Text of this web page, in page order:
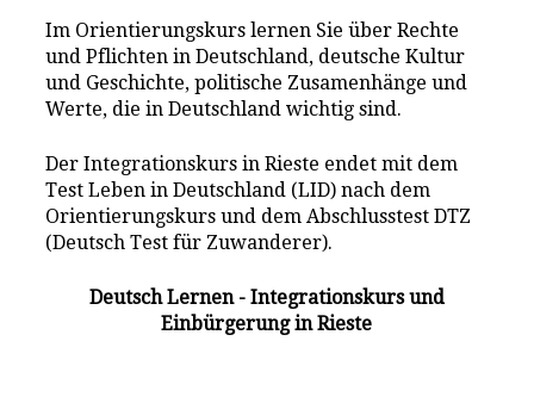
Im Orientierungskurs lernen Sie über Rechte
und Pflichten in Deutschland, deutsche Kultur
und Geschichte, politische Zusamenhänge und
Werte, die in Deutschland wichtig sind.
Der Integrationskurs in Rieste endet mit dem
Test Leben in Deutschland (LID) nach dem
Orientierungskurs und dem Abschlusstest DTZ
(Deutsch Test für Zuwanderer).
Deutsch Lernen - Integrationskurs und
Einbürgerung in Rieste